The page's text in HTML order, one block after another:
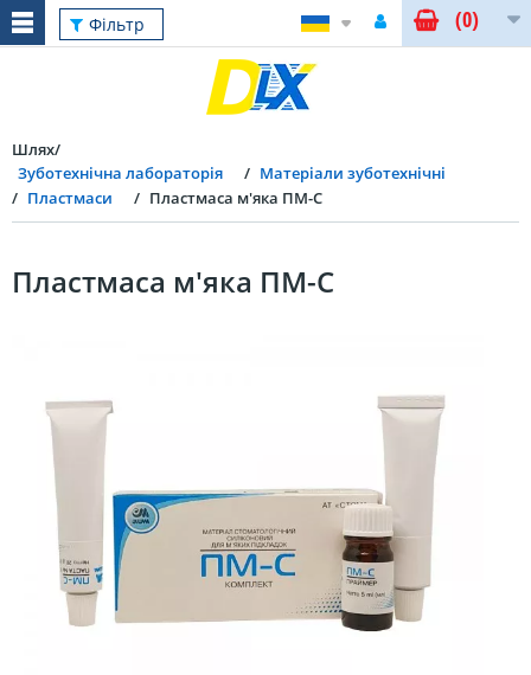
Фільтр (0)
Шлях
Зуботехнічна лабораторія
Матеріали зуботехнічні
Пластмаси
Пластмаса м'яка ПМ-С
Пластмаса м'яка ПМ-С